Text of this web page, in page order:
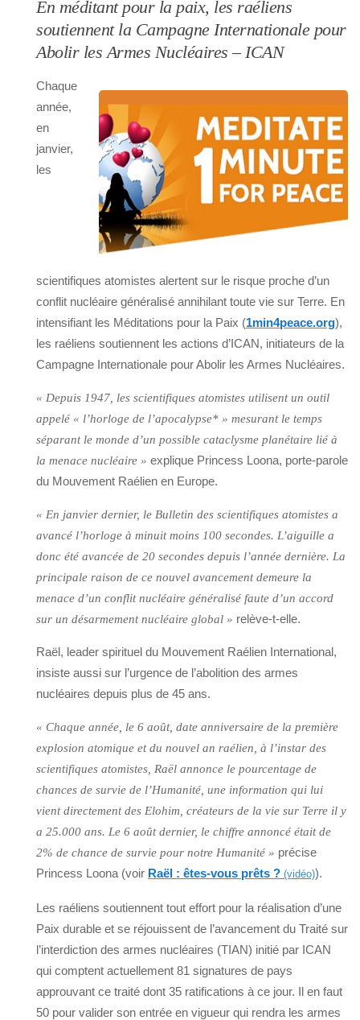
En méditant pour la paix, les raéliens
soutiennent la Campagne Internationale pour
Abolir les Armes Nucléaires – ICAN
Chaque
année,
en
janvier,
les
scientifiques atomistes alertent sur le risque proche d’un
conflit nucléaire généralisé annihilant toute vie sur Terre. En
intensifiant les Méditations pour la Paix (1min4peace.org),
les raéliens soutiennent les actions d’ICAN, initiateurs de la
Campagne Internationale pour Abolir les Armes Nucléaires.
« Depuis 1947, les scientifiques atomistes utilisent un outil
appelé « l’horloge de l’apocalypse* » mesurant le temps
séparant le monde d’un possible cataclysme planétaire lié à
la menace nucléaire » explique Princess Loona, porte-parole
du Mouvement Raélien en Europe.
« En janvier dernier, le Bulletin des scientifiques atomistes a
avancé l’horloge à minuit moins 100 secondes. L’aiguille a
donc été avancée de 20 secondes depuis l’année dernière. La
principale raison de ce nouvel avancement demeure la
menace d’un conflit nucléaire généralisé faute d’un accord
sur un désarmement nucléaire global » relève-t-elle.
Raël, leader spirituel du Mouvement Raélien International,
insiste aussi sur l’urgence de l’abolition des armes
nucléaires depuis plus de 45 ans.
« Chaque année, le 6 août, date anniversaire de la première
explosion atomique et du nouvel an raélien, à l’instar des
scientifiques atomistes, Raël annonce le pourcentage de
chances de survie de l’Humanité, une information qui lui
vient directement des Elohim, créateurs de la vie sur Terre il y
a 25.000 ans. Le 6 août dernier, le chiffre annoncé était de
2% de chance de survie pour notre Humanité » précise
Princess Loona (voir Raël : êtes-vous prêts ? (vidéo)).
Les raéliens soutiennent tout effort pour la réalisation d’une
Paix durable et se réjouissent de l’avancement du Traité sur
l’interdiction des armes nucléaires (TIAN) initié par ICAN
qui comptent actuellement 81 signatures de pays
approuvant ce traité dont 35 ratifications à ce jour. Il en faut
50 pour valider son entrée en vigueur qui rendra les armes